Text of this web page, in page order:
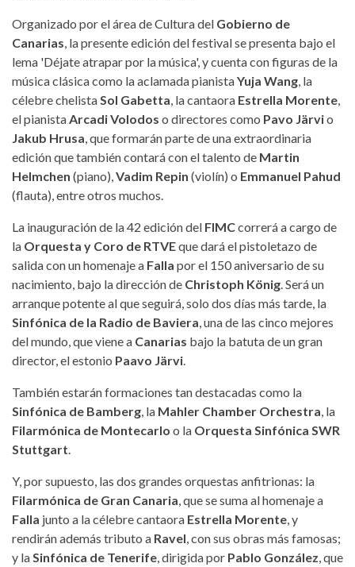
Organizado por el área de Cultura del Gobierno de
Canarias, la presente edición del festival se presenta bajo el
lema 'Déjate atrapar por la música', y cuenta con figuras de la
música clásica como la aclamada pianistaYuja Wang, la
célebre chelistaSol Gabetta, la cantaora Estrella Morente,
el pianistaArcadi Volodos o directores como Pavo Järvio
Jakub Hrusa, que formarán parte de una extraordinaria
edición que también contará con el talento de Martin
Helmchen (piano),Vadim Repin (violín) o Emmanuel Pahud
(flauta), entre otros muchos.
La inauguración de la 42 edición del FIMCcorrerá a cargo de
la Orquesta y Coro de RTVEque dará el pistoletazo de
salida con un homenaje a Falla por el 150 aniversario de su
nacimiento, bajo la dirección de Christoph König. Será un
arranque potente al que seguirá, solo dos días más tarde, la
Sinfónica de la Radio de Baviera, una de las cinco mejores
del mundo, que viene a Canarias bajo la batuta de un gran
director, el estonio Paavo Järvi.
También estarán formaciones tan destacadas como la
Sinfónica de Bamberg, la Mahler Chamber Orchestra, la
Filarmónica de Montecarlo o la Orquesta Sinfónica SWR
Stuttgart.
Y, por supuesto, las dos grandes orquestas anfitrionas: la
Filarmónica de Gran Canaria, que se suma al homenaje a
Falla junto a la célebre cantaora Estrella Morente, y
rendirán además tributo a Ravel, con sus obras más famosas;
y laSinfónica de Tenerife, dirigida por Pablo González, que